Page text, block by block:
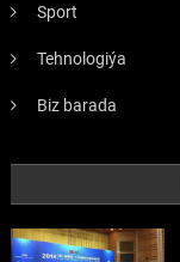
Sport
Tehnologiýa
Biz barada